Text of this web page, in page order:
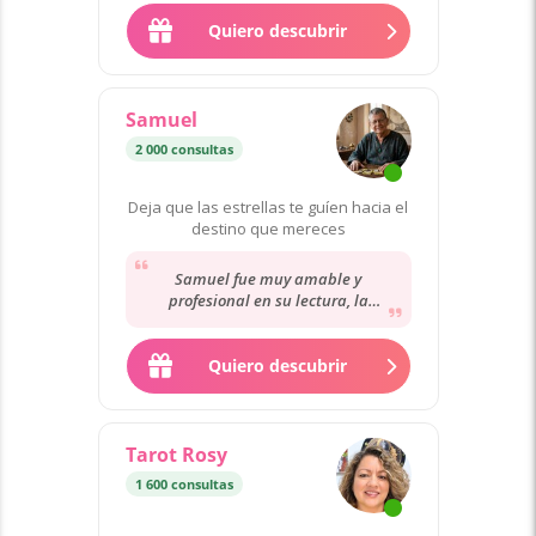
y...
Quiero descubrir
Samuel
2 000 consultas
Deja que las estrellas te guíen hacia el
destino que mereces
Samuel fue muy amable y
profesional en su lectura, la
información fue bastante detallada
y espero que sus palabras...
Quiero descubrir
Tarot Rosy
1 600 consultas